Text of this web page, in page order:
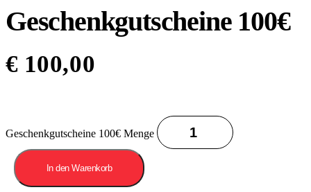
Geschenkgutscheine 100€
€ 100,00
Geschenkgutscheine 100€ Menge
In den Warenkorb